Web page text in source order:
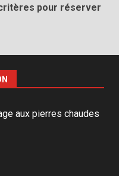
pour réserver
aux pierres chaudes